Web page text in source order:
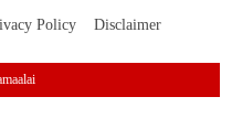
Policy Disclaimer